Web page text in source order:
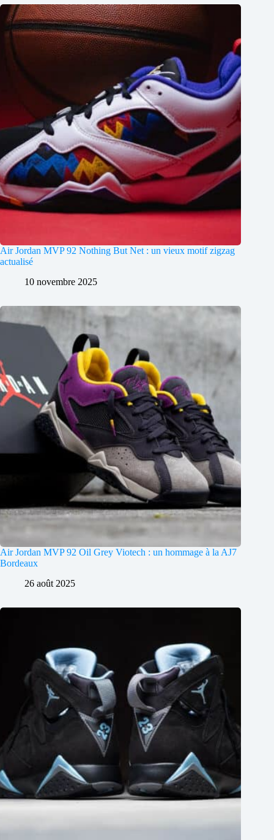
Air Jordan MVP 92 Nothing But Net : un vieux motif zigzag
actualisé
10 novembre 2025
Air Jordan MVP 92 Oil Grey Viotech : un hommage à la AJ7
Bordeaux
26 août 2025